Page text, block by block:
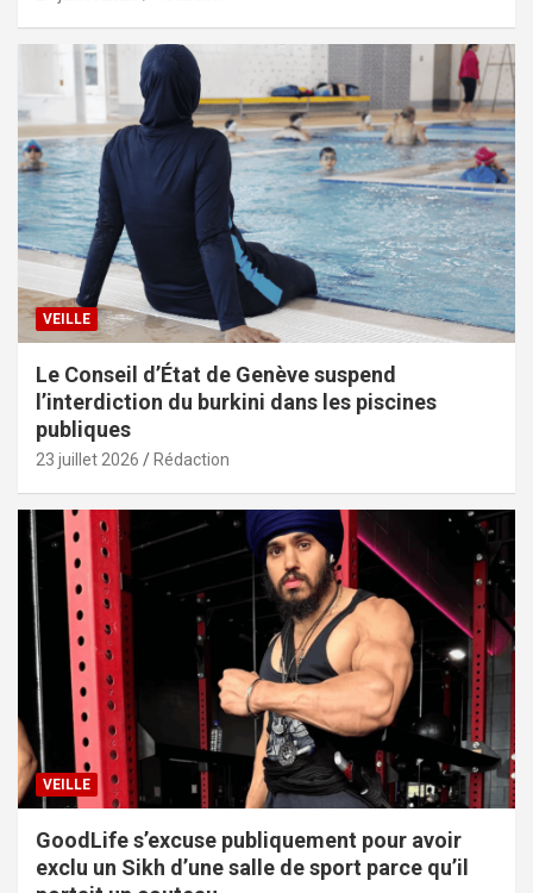
VEILLE
Le Conseil d’État de Genève suspend
l’interdiction du burkini dans les piscines
publiques
23 juillet 2026 Rédaction
VEILLE
GoodLife s’excuse publiquement pour avoir
exclu un Sikh d’une salle de sport parce qu’il